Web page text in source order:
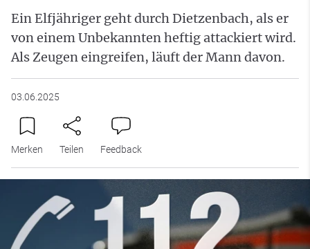
Ein Elfjähriger geht durch Dietzenbach, als er
von einem Unbekannten heftig attackiert wird.
Als Zeugen eingreifen, läuft der Mann davon.
03.06.2025
Merken Teilen Feedback